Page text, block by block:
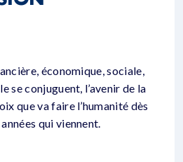
économique, sociale,
se conjuguent, l’avenir de la
que va faire l’humanité dès
qui viennent.